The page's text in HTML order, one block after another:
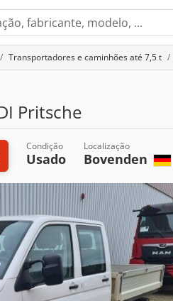
Transportadores e caminhões até 7,5 t
Pritsche
Condição
Usado
Localização
Bovenden